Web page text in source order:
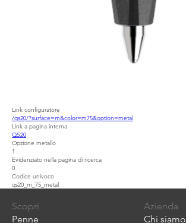
Link configuratore
/qs20/?surface=m&color=m75&option=metal
Link a pagina interna
QS20
Opzione metallo
1
Evidenziato nella pagina di ricerca
0
Codice univoco
qs20_m_75_metal
Scopri
Penne
Azienda
Chi siamo